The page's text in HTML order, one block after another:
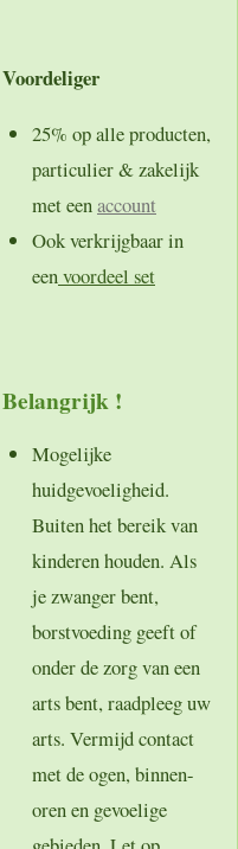
Voordeliger
25% op alle producten,
particulier & zakelijk
met eenaccount
Ook verkrijgbaar in
eenvoordeel set
Belangrijk !
Mogelijke
huidgevoeligheid.
Buiten het bereik van
kinderen houden. Als
je zwanger bent,
borstvoeding geeft of
onder de zorg van een
arts bent, raadpleeg uw
arts. Vermijd contact
met de ogen, binnen-
oren en gevoelige